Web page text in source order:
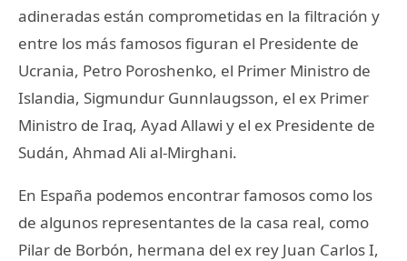
adineradas están comprometidas en la filtración y
entre los más famosos figuran el Presidente de
Ucrania, Petro Poroshenko, el Primer Ministro de
Islandia, Sigmundur Gunnlaugsson, el ex Primer
Ministro de Iraq, Ayad Allawi y el ex Presidente de
Sudán, Ahmad Ali al-Mirghani.
En España podemos encontrar famosos como los
de algunos representantes de la casa real, como
Pilar de Borbón, hermana del ex rey Juan Carlos I,